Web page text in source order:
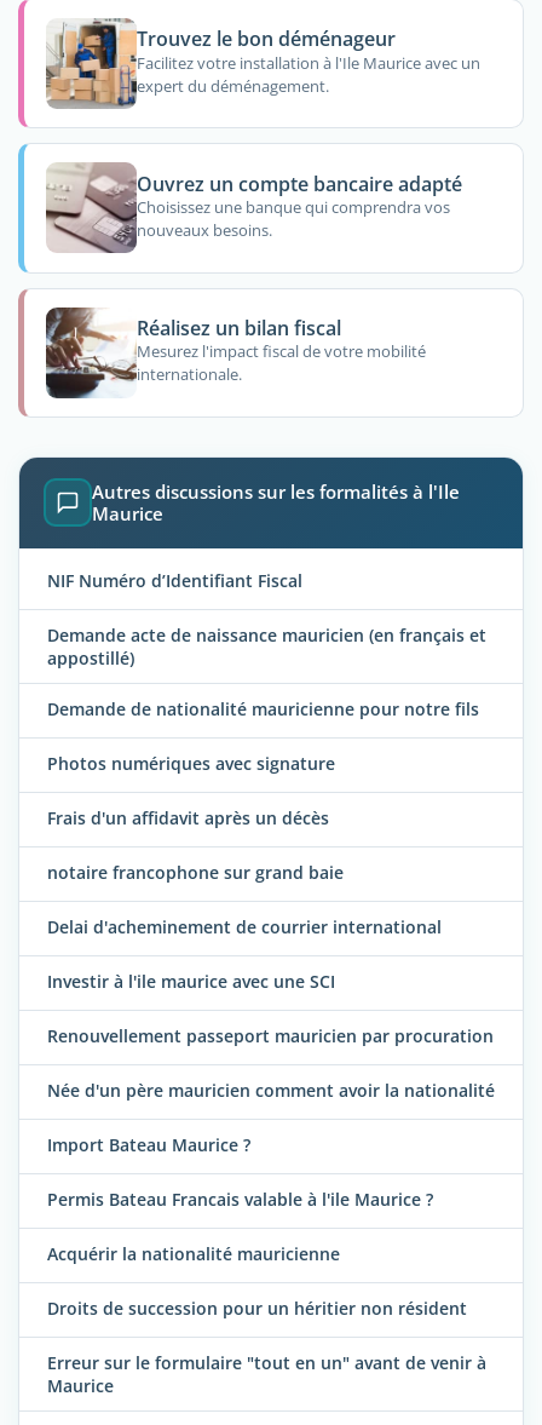
Trouvez le bon déménageur
Facilitez votre installation à l'Ile Maurice avec un
expert du déménagement.
Ouvrez un compte bancaire adapté
Choisissez une banque qui comprendra vos
nouveaux besoins.
Réalisez un bilan fiscal
Mesurez l'impact fiscal de votre mobilité
internationale.
Autres discussions sur les formalités à l'Ile
Maurice
NIF Numéro d’Identifiant Fiscal
Demande acte de naissance mauricien (en français et
appostillé)
Demande de nationalité mauricienne pour notre fils
Photos numériques avec signature
Frais d'un affidavit après un décès
notaire francophone sur grand baie
Delai d'acheminement de courrier international
Investir à l'ile maurice avec une SCI
Renouvellement passeport mauricien par procuration
Née d'un père mauricien comment avoir la nationalité
Import Bateau Maurice ?
Permis Bateau Francais valable à l'ile Maurice ?
Acquérir la nationalité mauricienne
Droits de succession pour un héritier non résident
Erreur sur le formulaire "tout en un" avant de venir à
Maurice